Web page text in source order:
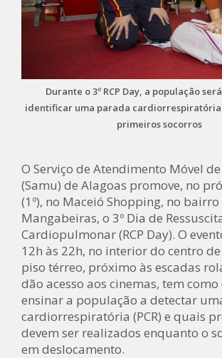
Durante o 3º RCP Day, a população
identificar uma parada cardiorrespiratória
primeiros socorros
O Serviço de Atendimento Móvel
(Samu) de Alagoas promove, no
(1º), no Maceió Shopping, no bairro
Mangabeiras, o 3º Dia de
Cardiopulmonar (RCP Day). O
12h às 22h, no interior do centro
piso térreo, próximo às escadas
dão acesso aos cinemas, tem
ensinar a população a detectar
cardiorrespiratória (PCR) e quais
devem ser realizados enquanto o
em deslocamento.